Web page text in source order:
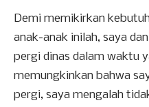
Demi memikirkan
anak-anak inilah, saya
pergi dinas dalam waktu
memungkinkan bahwa
pergi, saya mengalah